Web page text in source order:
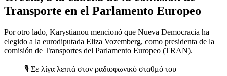
Transporte en el Parlamento Europeo
Por otro lado, Karystianou mencionó que Nueva Democracia ha
elegido a la eurodiputada Eliza Vozemberg, como presidenta de la
comisión de Transportes del Parlamento Europeo (TRAN).
🎙️ Σε λίγα λεπτά στον ραδιοφωνικό σταθμό του